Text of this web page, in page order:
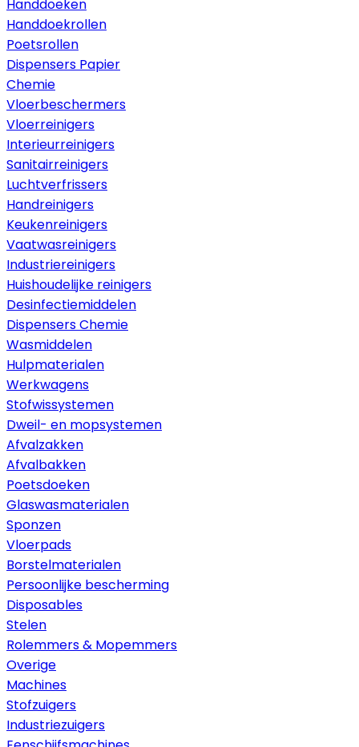
Handdoeken
Handdoekrollen
Poetsrollen
Dispensers Papier
Chemie
Vloerbeschermers
Vloerreinigers
Interieurreinigers
Sanitairreinigers
Luchtverfrissers
Handreinigers
Keukenreinigers
Vaatwasreinigers
Industriereinigers
Huishoudelijke reinigers
Desinfectiemiddelen
Dispensers Chemie
Wasmiddelen
Hulpmaterialen
Werkwagens
Stofwissystemen
Dweil- en mopsystemen
Afvalzakken
Afvalbakken
Poetsdoeken
Glaswasmaterialen
Sponzen
Vloerpads
Borstelmaterialen
Persoonlijke bescherming
Disposables
Stelen
Rolemmers & Mopemmers
Overige
Machines
Stofzuigers
Industriezuigers